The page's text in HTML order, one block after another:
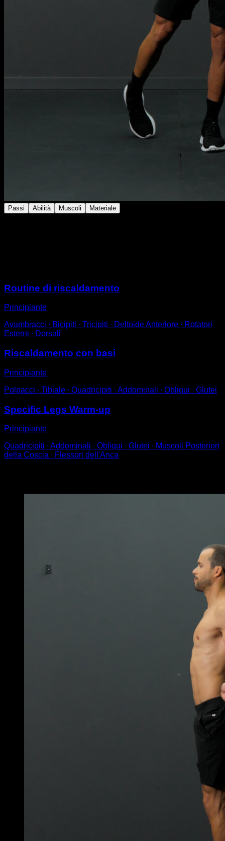
Passi Abilità Muscoli Materiale
Routine di riscaldamento
Principiante
Avambracci ∙ Bicipiti ∙ Tricipiti ∙ Deltoide Anteriore ∙ Rotatori
Esterni ∙ Dorsali
Riscaldamento con basi
Principiante
Polpacci ∙ Tibiale ∙ Quadricipiti ∙ Addominali ∙ Obliqui ∙ Glutei
Specific Legs Warm-up
Principiante
Quadricipiti ∙ Addominali ∙ Obliqui ∙ Glutei ∙ Muscoli Posteriori
della Coscia ∙ Flessori dell'Anca